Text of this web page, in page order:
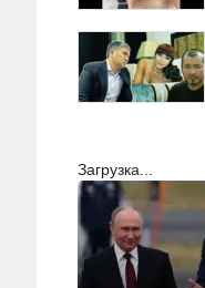
Загрузка...